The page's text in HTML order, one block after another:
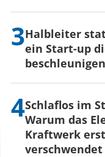
Halbleiter
ein Start-up
Schlaflos im
Warum das
Kraftwerk
verschwendet